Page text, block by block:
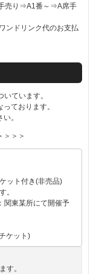
売り⇒A1番～⇒A席手
ンドリンク代のお支払
ています。
ております。
。
＞＞＞
ット付き(非売品)
。
関東某所にて開催予
ケット)
す。